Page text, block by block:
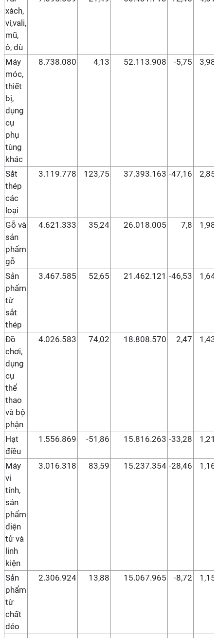
xách,
ví,vali,
mũ,
ô, dù
Máy
móc,
thiết
bị,
dụng
cụ
phụ
tùng
khác
8.738.080 4,13 52.113.908 -5,75 3,98
Sắt
thép
các
loại
3.119.778 123,75 37.393.163 -47,16 2,85
Gỗ và
sản
phẩm
gỗ
4.621.333 35,24 26.018.005 7,8 1,98
Sản
phẩm
từ
sắt
thép
3.467.585 52,65 21.462.121 -46,53 1,64
Đồ
chơi,
dụng
cụ
thể
thao
và bộ
phận
4.026.583 74,02 18.808.570 2,47 1,43
Hạt
điều
1.556.869 -51,86 15.816.263 -33,28 1,21
Máy
vi
tính,
sản
phẩm
điện
tử và
linh
kiện
3.016.318 83,59 15.237.354 -28,46 1,16
Sản
phẩm
từ
chất
dẻo
2.306.924 13,88 15.067.965 -8,72 1,15